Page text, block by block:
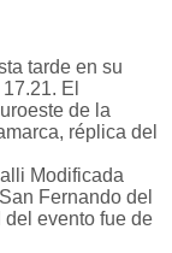
tarde en su
El
de la
réplica del
Modificada
Fernando del
evento fue de